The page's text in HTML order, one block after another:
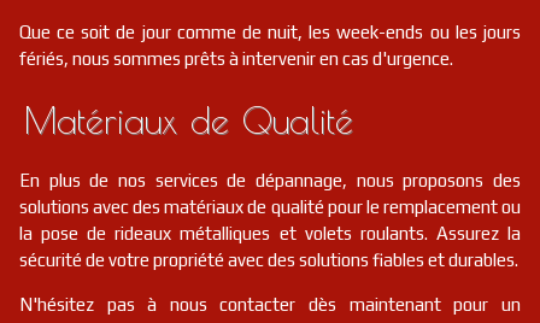
Que ce soit de jour comme de nuit, les week-ends ou les jours
fériés, nous sommes prêts à intervenir en cas d'urgence.
Matériaux de Qualité
En plus de nos services de dépannage, nous proposons des
solutions avec des matériaux de qualité pour le remplacement ou
la pose de rideaux métalliques et volets roulants. Assurez la
sécurité de votre propriété avec des solutions fiables et durables.
N'hésitez pas à nous contacter dès maintenant pour un